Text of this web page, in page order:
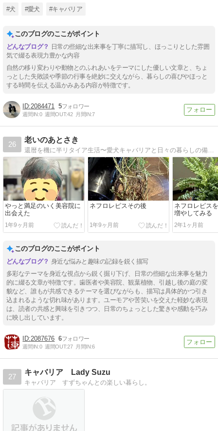
#犬 #愛犬 #キャバリア
このブログのここがポイント
日常の些細な出来事を丁寧に描写し、ほっこりとした雰囲
気で綴る表現力豊かな内容
自然の移り変わりや動物とのふれあいをテーマにした優しい文章と、ちょ
っとした失敗談や季節の行事を絶妙に交えながら、暮らしの喜びやほっと
する時間を伝える温かみある内容が特徴です。
2084471 5
週間IN:0 週間OUT:42 月間IN:7
26
老いのあとさき
還暦を機に半リタイア生活〜愛犬キャバリアと日々の暮らしの備忘録
やっと満足のいく美容院に
出会えた
1年9ヶ月前
ネフロレピスその後
1年9ヶ月前
ネフロレピス
増やしてみる
2年1ヶ月前
このブログのここがポイント
身近な悩みと趣味の記録を鋭く描写
多彩なテーマを身近な視点から鋭く掘り下げ、日常の些細な出来事を魅力
的に綴る文章が特徴です。歯医者や美容院、観葉植物、引越し後の庭の変
貌など、誰もが共感できるテーマを選びながらも、描写は具体的かつ引き
込まれるような切れ味があります。ユーモアや苦笑いを交えた軽妙な表現
は、読者の共感と興味を引きつつ、日常のちょっとした驚きや感動を巧み
に映し出しています。
2087676 6
週間IN:0 週間OUT:27 月間IN:6
27
キャバリア Lady Suzu
キャバリア すずちゃんとの楽しい暮らし。